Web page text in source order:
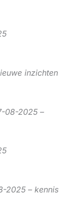
inzichten
08-2025 –
2025 – kennis